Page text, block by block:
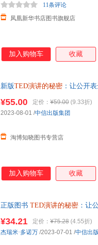
凤凰新华书店图书旗舰店
11条评论
加入购物车 收藏
新版TED演讲的秘密 ：让公开
¥55.00 定价： ¥59.00 (9.33折)
淘博知晓图书专营店
2023-08-01 /中信出版集团
加入购物车 收藏
正版图书 TED演讲的秘密 ：让
价！商品图片仅供参考，以实
格）
¥34.21 定价： ¥75.28 (4.55折)
杰瑞米·多诺万 /2023-07-01 /中信出